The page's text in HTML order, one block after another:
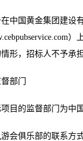
中国黄金集团建设
形，招标人不予承
部门
目的监督部门为中
会俱乐部的联系方